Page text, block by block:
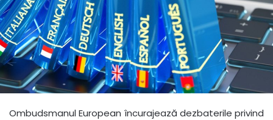
Ombudsmanul European încurajează dezbaterile privind